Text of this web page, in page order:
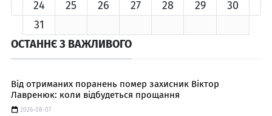
24
25 26 27 28 29
30
31
ОСТАННЄ З ВАЖЛИВОГО
Від отриманих поранень помер захисник Віктор
Лавренюк: коли відбудеться прощання
2026-08-07